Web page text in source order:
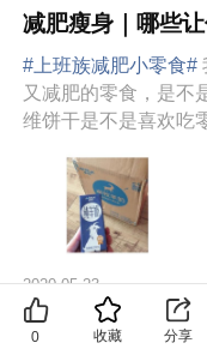
减肥瘦身｜哪些
#上班族减肥小零食#
又减肥的零食，是不
维饼干是不是喜欢吃
感觉无比满足，但是
2020-05-23
0 收藏 分享